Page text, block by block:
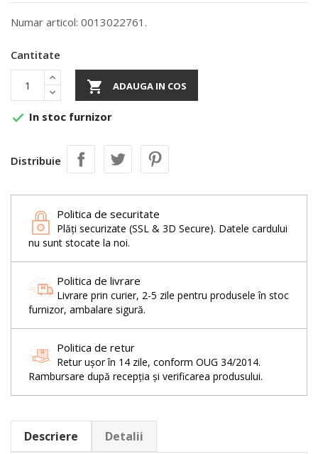
Numar articol: 0013022761.
Cantitate
 ADAUGA IN COS
 In stoc furnizor
Distribuie
Politica de securitate
Plăți securizate (SSL & 3D Secure). Datele cardului
nu sunt stocate la noi.
Politica de livrare
Livrare prin curier, 2-5 zile pentru produsele în stoc
furnizor, ambalare sigură.
Politica de retur
Retur ușor în 14 zile, conform OUG 34/2014.
Rambursare după recepția și verificarea produsului.
Descriere Detalii